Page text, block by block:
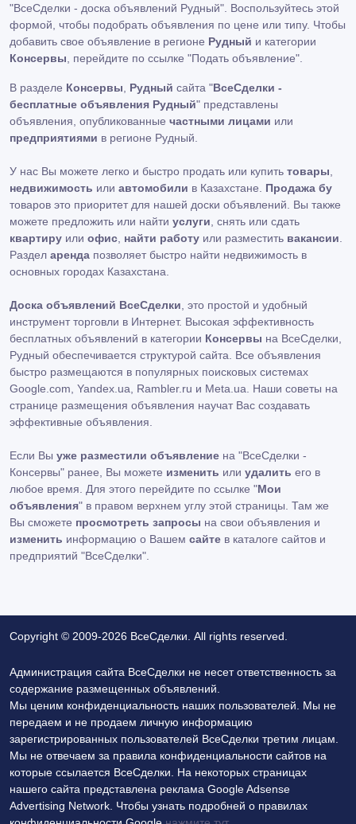
"ВсеСделки - доска объявлений Рудный". Воспользуйтесь этой
формой, чтобы подобрать объявления по цене или типу. Чтобы
добавить свое объявление в регионе Рудный и категории
Консервы , перейдите по ссылке "Подать объявление"
В разделе Консервы Рудный сайта "ВсеСделки -
бесплатные объявления Рудный" представлены
объявления, опубликованные частными лицами или
предприятиями в регионе Рудный.
У нас Вы можете легко и быстро продать или купить товары
недвижимость или автомобили в Казахстане. Продажа бу
товаров это приоритет для нашей доски объявлений. Вы также
можете предложить или найти услуги , снять или сдать
квартиру или офис найти работу или разместить вакансии
Раздел аренда позволяет быстро найти недвижимость в
основных городах Казахстана.
Доска объявлений ВсеСделки , это простой и удобный
инструмент торговли в Интернет. Высокая эффективность
бесплатных объявлений в категории Консервы на ВсеСделки,
Рудный обеспечивается структурой сайта. Все объявления
быстро размещаются в популярных поисковых системах
Google.com, Yandex.ua, Rambler.ru и Meta.ua. Наши советы на
странице размещения объявления научат Вас создавать
эффективные объявления.
Если Вы уже разместили объявление на "ВсеСделки -
Консервы" ранее, Вы можете изменить или удалить его в
любое время. Для этого перейдите по ссылке "Мои
объявления" в правом верхнем углу этой страницы. Там же
Вы сможете просмотреть запросы на свои объявления и
изменить информацию о Вашем сайте в каталоге сайтов и
предприятий "ВсеСделки".
Copyright © 2009-2026 ВсеСделки. All rights reserved.
Администрация сайта ВсеСделки не несет ответственность за
содержание размещенных объявлений.
Мы ценим конфиденциальность наших пользователей. Мы не
передаем и не продаем личную информацию
зарегистрированных пользователей ВсеСделки третим лицам.
Мы не отвечаем за правила конфиденциальности сайтов на
которые ссылается ВсеСделки. На некоторых страницах
нашего сайта представлена реклама Google Adsense
Advertising Network. Чтобы узнать подробней о правилах